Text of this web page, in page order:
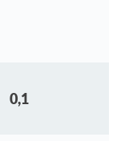
0,1